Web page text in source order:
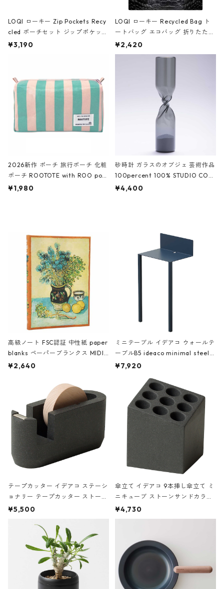
LOQI ローキー Zip Pockets Recy
cled ポーチセット ジップポケット
ファスナーポーチ 撥水加工 トラベ
ーガンディー、オフホワイト
¥3,190
LOQI ローキー Recycled Bag ト
ートバッグ エコバッグ 折りたたみ
大きめ 撥水加工 収納ポーチ CRO
CODILE/Black クロコダイル/ブラ
¥2,420
2026新作 ポーチ 旅行ポーチ 化粧
ポーチ ROOTOTE with ROO pou
ch 3532 ルートート WR.ポーチ.ラ
¥1,980
砂時計 ガラスのオブジェ 芸術作品
100percent 100% STUDIO COH
AKU Timeless 100パーセント ス
¥4,400
高級ノート FSC認証 中性紙 paper
blanks ペーパーブランクス MIDI
ハードカバー 罫線 ヴァン・ゴッホ
¥2,640
ミニテーブル イデアコ ウォールテ
ーブルB5 ideaco minimal steel f
urniture WALL Table B5 ネイビー
¥7,920
テープカッター イデアコ ステーシ
ョナリー テープカッター ストーン
サンドカラー 石調 ideaco Station
¥5,500
傘立て イデアコ 9本挿し傘立て ミ
ニキューブ ストーンサンドカラー
石調 ideaco Umbrella Stand CUB
E ストーンサンドブラック
¥4,730